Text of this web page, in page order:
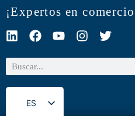
¡Expertos en
ES